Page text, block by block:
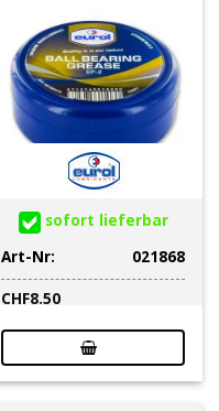
sofort lieferbar
Art-Nr:
021868
CHF8.50